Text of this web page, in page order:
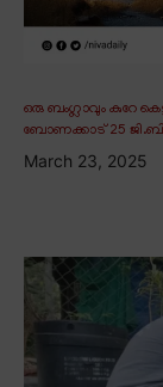
ഒരു ബംഗ്ലാവും കുറേ
ബോണക്കാട് 25 ജി.ബി.
March 23, 2025